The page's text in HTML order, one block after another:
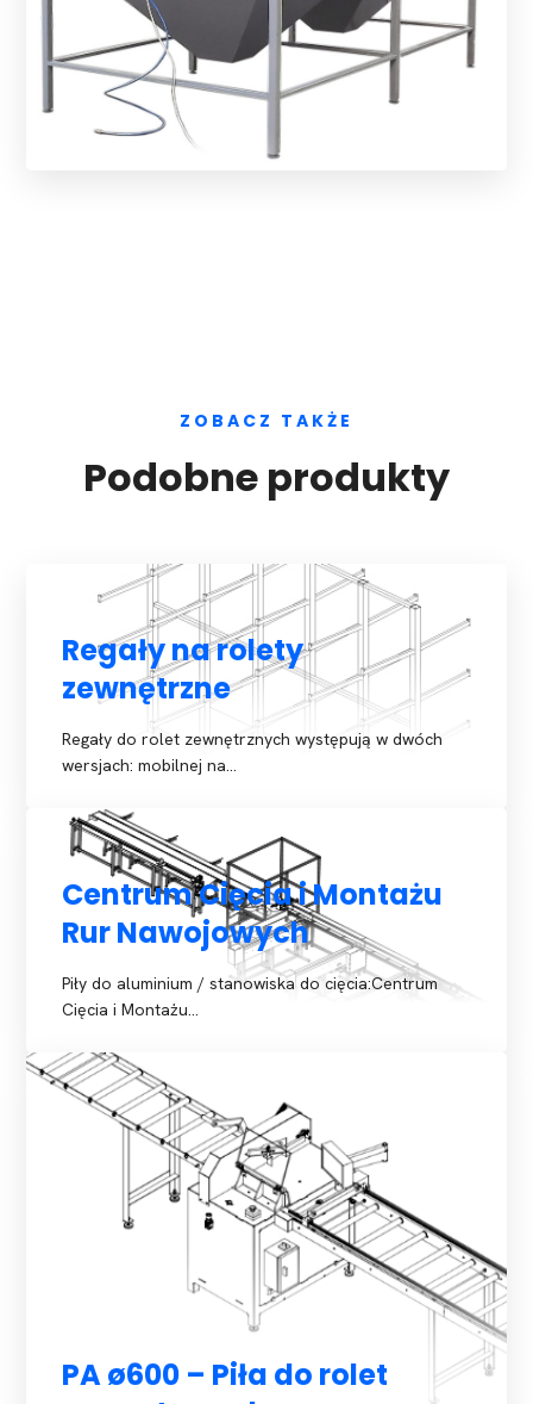
ZOBACZ TAKŻE
Podobne produkty
Regały na rolety
zewnętrzne
Regały do rolet zewnętrznych występują w dwóch
wersjach: mobilnej na…
Centrum Cięcia i Montażu
Rur Nawojowych
Piły do aluminium / stanowiska do cięcia:Centrum
Cięcia i Montażu…
PA ø600 – Piła do rolet